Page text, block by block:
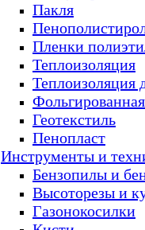
Пакля
Пленки
Теплоизоляция
Теплоизоляция
Геотекстиль
Пенопласт
Инструменты и
Бензопилы и
Высоторезы и
Газонокосилки